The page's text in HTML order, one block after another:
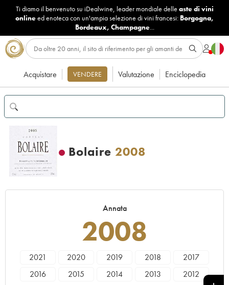
Ti diamo il benvenuto su iDealwine, leader mondiale delle aste di vini
onlineed enoteca con un'ampia selezione di vini francesi: Borgogna,
Bordeaux, Champagne...
Acquistare VENDERE Valutazione Enciclopedia
Bolaire 2008
Annata
2008
2021 2020 2019 2018
2017
2016
2015 2014 2013
2012